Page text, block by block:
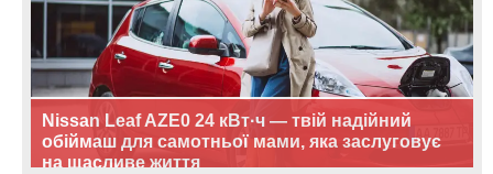
Nissan Leaf AZE0 24 кВт·ч — твій надійний
обіймаш для самотньої мами, яка заслуговує
на щасливе життя